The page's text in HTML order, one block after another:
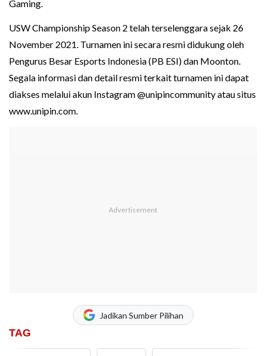
Gaming.
USW Championship Season 2 telah terselenggara sejak 26
November 2021. Turnamen ini secara resmi didukung oleh
Pengurus Besar Esports Indonesia (PB ESI) dan Moonton.
Segala informasi dan detail resmi terkait turnamen ini dapat
diakses melalui akun Instagram @unipincommunity atau situs
www.unipin.com.
Jadikan Sumber Pilihan
TAG